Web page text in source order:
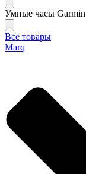
Умные часы Garmin
Все товары
Marq